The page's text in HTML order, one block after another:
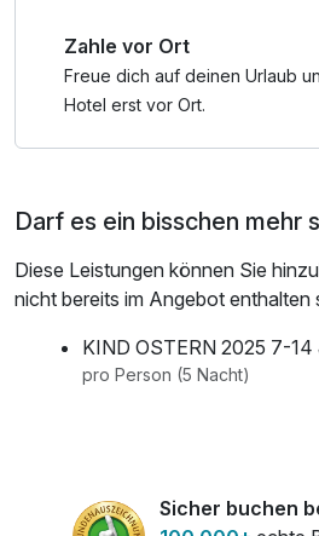
Zahle vor Ort
Freue dich auf deinen Urlaub
Hotel erst vor Ort.
Darf es ein bisschen mehr
Diese Leistungen können Sie
nicht bereits im Angebot enthalten
KIND OSTERN 2025 7-14
pro Person (5 Nacht)
Sicher buchen